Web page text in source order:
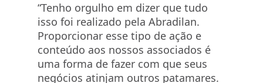
“Tenho orgulho em dizer que tudo
isso foi realizado pela Abradilan.
Proporcionar esse tipo de ação e
conteúdo aos nossos associados é
uma forma de fazer com que seus
negócios atinjam outros patamares.